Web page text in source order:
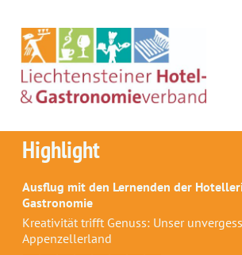
Highlight
Ausflug mit den Lernenden der
Gastronomie
Kreativität trifft Genuss: Unser
Appenzellerland